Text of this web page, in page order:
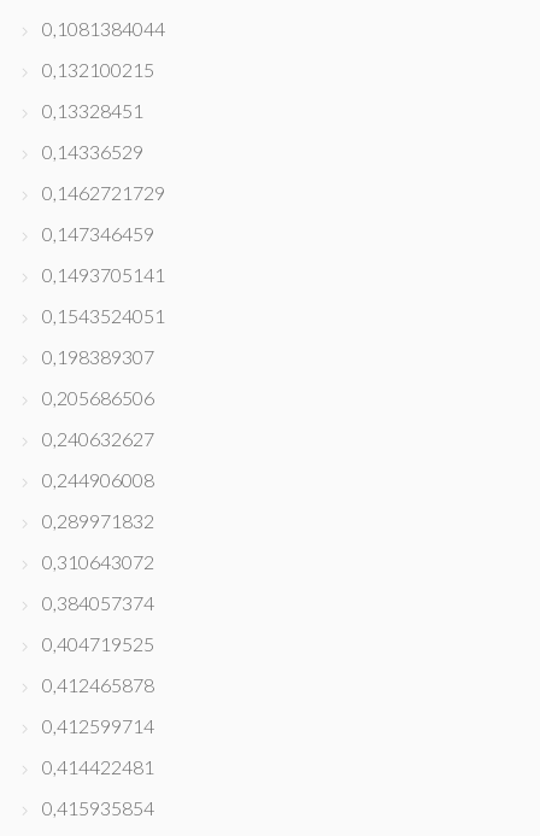
0,1081384044
0,132100215
0,13328451
0,14336529
0,1462721729
0,147346459
0,1493705141
0,1543524051
0,198389307
0,205686506
0,240632627
0,244906008
0,289971832
0,310643072
0,384057374
0,404719525
0,412465878
0,412599714
0,414422481
0,415935854